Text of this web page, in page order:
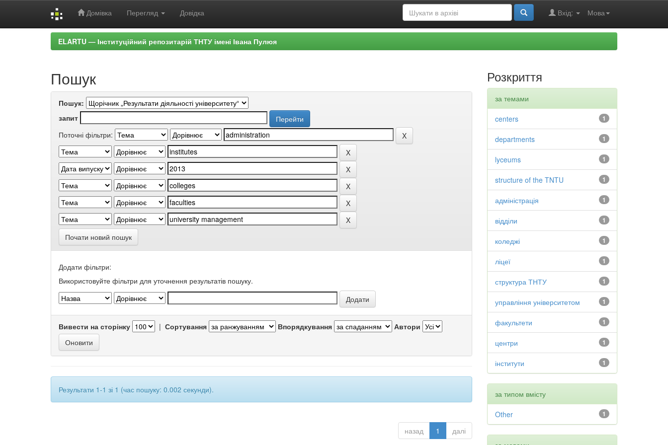
Домівка Перегляд Довідка Мова
Вхід:
ELARTU — Інституційний репозитарій ТНТУ імені Івана Пулюя
Пошук
Пошук:
запит
Поточні фільтри:
Почати новий пошук
Додати фільтри:
Використовуйте фільтри для уточнення результатів пошуку.
Вивести на сторінку | Сортування Впорядкування Автори
Результати 1-1 зі 1 (час пошуку: 0.002 секунди).
назад 1 далі
Розкриття
за темами
1
centers
1
departments
1
lyceums
1
structure of the TNTU
1
адміністрація
1
відділи
1
коледжі
1
ліцеї
1
структура ТНТУ
1
управління університетом
1
факультети
1
центри
1
інститути
за типом вмісту
1
Other